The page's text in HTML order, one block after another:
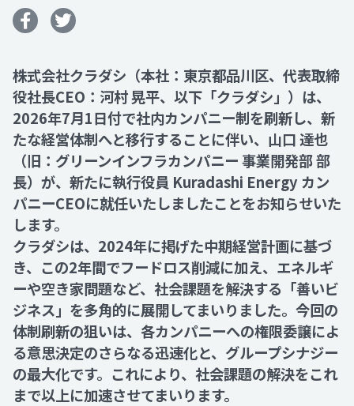
News
Recruit
Contact
株式会社クラダシ（本社：東京都品川区、代表取締
役社長CEO：河村 晃平、以下「クラダシ」）は、
2026年7月1日付で社内カンパニー制を刷新し、新
たな経営体制へと移行することに伴い、山口 達也
（旧：グリーンインフラカンパニー 事業開発部 部
長）が、新たに執行役員 Kuradashi Energy カン
パニーCEOに就任いたしましたことをお知らせいた
します。
クラダシは、2024年に掲げた中期経営計画に基づ
き、この2年間でフードロス削減に加え、エネルギ
ーや空き家問題など、社会課題を解決する「善いビ
ジネス」を多角的に展開してまいりました。今回の
体制刷新の狙いは、各カンパニーへの権限委譲によ
る意思決定のさらなる迅速化と、グループシナジー
の最大化です。これにより、社会課題の解決をこれ
まで以上に加速させてまいります。